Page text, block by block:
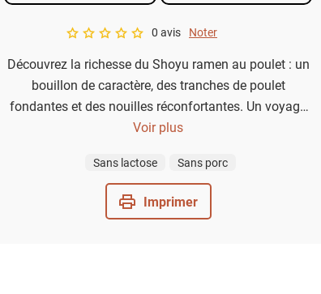
A star rating of 0 out of 5.
0 avis Noter
Découvrez la richesse du Shoyu ramen au poulet : un
bouillon de caractère, des tranches de poulet
fondantes et des nouilles réconfortantes. Un voyage
sensoriel au cœur de Tokyo, à personnaliser avec
l'algue nori.
Voir plus
Sans lactose Sans porc
Imprimer